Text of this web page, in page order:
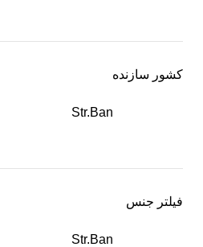
کشور سازنده
Str.Ban
فیلتر جنس
Str.Ban